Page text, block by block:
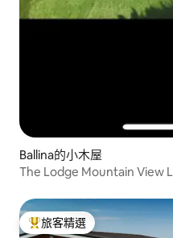
Ballina的小木屋
The Lodge Mountain View
旅客精選榜首
旅客精選